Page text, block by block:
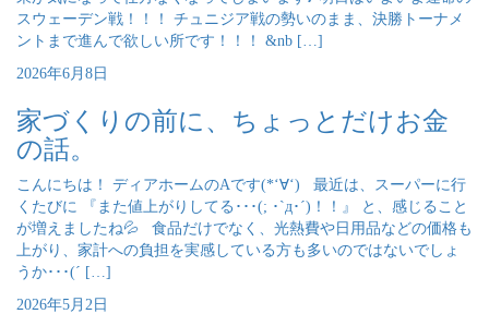
スウェーデン戦！！！ チュニジア戦の勢いのまま、決勝トーナメ
ントまで進んで欲しい所です！！！ &nb […]
2026年6月8日
家づくりの前に、ちょっとだけお金
の話。
こんにちは！ ディアホームのAです(*‘∀‘) 最近は、スーパーに行
くたびに 『また値上がりしてる･･･(; ･`д･´)！！』 と、感じること
が増えましたね💦 食品だけでなく、光熱費や日用品などの価格も
上がり、家計への負担を実感している方も多いのではないでしょ
うか･･･(´ […]
2026年5月2日